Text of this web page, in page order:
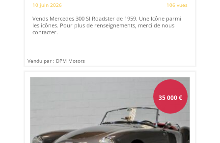
10 juin 2026
106 vues
Vends Mercedes 300 Sl Roadster de 1959. Une Icône parmi
les icônes. Pour plus de renseignements, merci de nous
contacter.
Vendu par : DPM Motors
35 000€